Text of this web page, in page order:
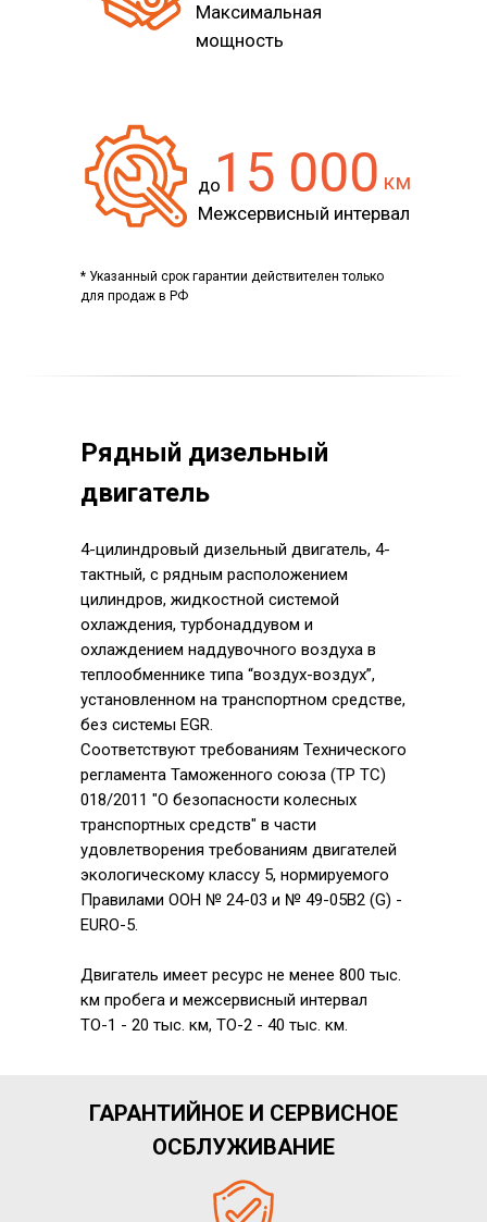
Максимальная
мощность
до
Межсервисный интервал
15 000 км
* Указанный срок гарантии действителен только
для продаж в РФ
Рядный дизельный
двигатель
4-цилиндровый дизельный двигатель, 4-
тактный, с рядным расположением
цилиндров, жидкостной системой
охлаждения, турбонаддувом и
охлаждением наддувочного воздуха в
теплообменнике типа “воздух-воздух”,
установленном на транспортном средстве,
без системы EGR.
Соответствуют требованиям Технического
регламента Таможенного союза (TP TC)
018/2011 "О безопасности колесных
транспортных средств" в части
удовлетворения требованиям двигателей
экологическому классу 5, нормируемого
Правилами ООН № 24-03 и № 49-05B2 (G) -
EURO-5.
Двигатель имеет ресурс не менее 800 тыс.
км пробега и межсервисный интервал
ТО-1 - 20 тыс. км, ТО-2 - 40 тыс. км.
ГАРАНТИЙНОЕ И СЕРВИСНОЕ
ОСБЛУЖИВАНИЕ